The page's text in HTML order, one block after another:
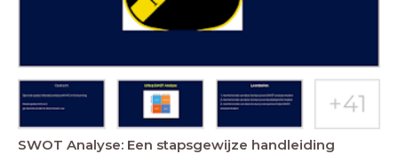
SWOT Analyse: Een stapsgewijze handleiding